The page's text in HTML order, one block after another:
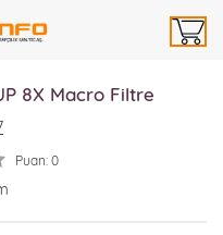
8X Macro Filtre
Puan: 0